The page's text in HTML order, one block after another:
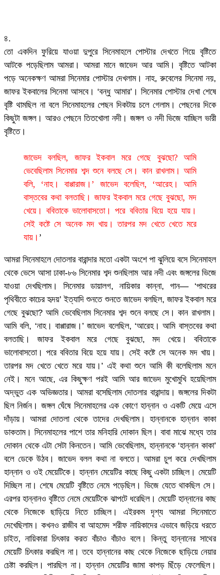
৪.
তো একদিন ফুরিয়ে যাওয়া দুপুরে সিনেমাহলে পোস্টার দেখতে গিয়ে বৃষ্টিতে
আটকে পড়েছিলাম আমরা। আমরা মানে জাভেদ আর আমি। বৃষ্টিতে আটকা
পড়ে অনেকক্ষণ আমরা সিনেমার পোস্টার দেখলাম। নাহ, রুবেলের সিনেমা নয়,
জাফর ইকবালের সিনেমা আসবে। ‘বন্ধু আমার’। সিনেমার পোস্টার দেখা শেষে
বৃষ্টি থামছিল না বলে সিনেমাহলের পেছন দিকটায় চলে গেলাম। পেছনের দিকে
কিছুটা জঙ্গল। আরও পেছনে তিতখোলা নদী। জঙ্গল ও নদী ভিজে যাচ্ছিল ভারী
বৃষ্টিতে।
জাভেদ বলছিল, জাফর ইকবাল মরে গেছে বুঝছো? আমি
ভেবেছিলাম সিনেমার শব্দ শুনে বলছে সে। কান রাখলাম। আমি
বলি, ‘নাহ। বাপ্পারাজ।’ জাভেদ বলেছিল, ‘আরেহ। আমি
বাস্তবের কথা বলতাছি। জাফর ইকবাল মরে গেছে বুঝছো, মদ
খেয়ে। ববিতাকে ভালোবাসতো। পরে ববিতার বিয়ে হয়ে যায়।
সেই কষ্টে সে অনেক মদ খায়। তারপর মদ খেতে খেতে মরে
যায়। ’
আমরা সিনেমাহলে দোতলার বারান্দার মতো একটা অংশে পা ঝুলিয়ে বসে সিনেমাহল
থেকে ভেসে আসা ঢাকা-৮৬ সিনেমার শব্দ শুনছিলাম আর নদী এবং জঙ্গলের ভিজে
যাওয়া দেখছিলাম। সিনেমার ডায়ালগ, নায়িকার কান্না, গান— ‘পাথরের
পৃথিবীতে কাচের হৃদয়’ ইত্যাদি শুনতে শুনতে জাভেদ বলছিল, জাফর ইকবাল মরে
গেছে বুঝছো? আমি ভেবেছিলাম সিনেমার শব্দ শুনে বলছে সে। কান রাখলাম।
আমি বলি, ‘নাহ। বাপ্পারাজ।’ জাভেদ বলেছিল, ‘আরেহ। আমি বাস্তবের কথা
বলতাছি। জাফর ইকবাল মরে গেছে বুঝছো, মদ খেয়ে। ববিতাকে
ভালোবাসতো। পরে ববিতার বিয়ে হয়ে যায়। সেই কষ্টে সে অনেক মদ খায়।
তারপর মদ খেতে খেতে মরে যায়।’ এই কথা শুনে আমি কী বলেছিলাম মনে
নেই। মনে আছে, এর কিছুক্ষণ পরই আমি আর জাভেদ মুখোমুখি হয়েছিলাম
অদ্ভুত এক অভিজ্ঞতার। আমরা বসেছিলাম দোতলার বারান্দায়। জঙ্গলের দিকটা
ছিল নির্জন। জঙ্গল ঘেঁষে সিনেমাহলের এক কোণে হান্নান ও একটি মেয়ে এসে
দাঁড়ায়। আমরা দোতলা থেকে তাদের দেখছিলাম। হান্নানকে হান্নান কাকা
ডাকতাম। সিনেমাহলের পাশে তার মনিহারি দোকান ছিল। বাবা মাঝে মধ্যে তার
দোকান থেকে এটা সেটা কিনতেন। আমি ভেবেছিলাম, হান্নানকে ‘হান্নান কাকা’
বলে ডেকে উঠব। জাভেদ বলল কথা না বলতে। আমরা চুপ করে দেখছিলাম
হান্নান ও ওই মেয়েটিকে। হান্নান মেয়েটির কাছে কিছু একটা চাচ্ছিল। মেয়েটি
দিচ্ছিল না। শেষে মেয়েটি বৃষ্টিতে নেমে পড়েছিল। ভিজে যেতে থাকছিল সে।
এরপর হান্নানও বৃষ্টিতে নেমে মেয়েটিকে ঝাপটে ধরেছিল। মেয়েটি হান্নানের কাছ
থেকে নিজেকে ছাড়িয়ে নিতে চাচ্ছিল। এইরকম দৃশ্য আমরা সিনেমাতে
দেখেছিলাম। কখনও রাজীব বা আহমেদ শরীফ নায়িকাদের এভাবে জড়িয়ে ধরতে
চাইত, নায়িকারা চিৎকার করত বাঁচাও বাঁচাও বলে। কিন্তু হান্নানের সাথের
মেয়েটি চিৎকার করছিল না। তবে হান্নানের কাছ থেকে নিজেকে ছাড়িয়ে নেয়ার
চেষ্টা করছিল। পারছিল না। হান্নান মেয়েটির জামা কাপড় ছিঁড়ে ফেলেছিল।